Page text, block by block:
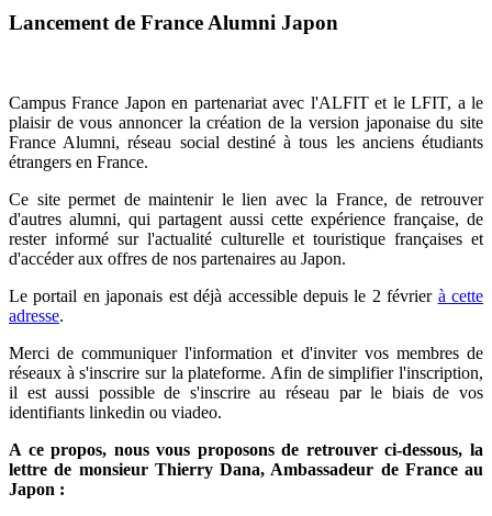
Lancement de France Alumni Japon
Campus France Japon en partenariat avec l'ALFIT et le LFIT, a le
plaisir de vous annoncer la création de la version japonaise du site
France Alumni, réseau social destiné à tous les anciens étudiants
étrangers en France.
Ce site permet de maintenir le lien avec la France, de retrouver
d'autres alumni, qui partagent aussi cette expérience française, de
rester informé sur l'actualité culturelle et touristique françaises et
d'accéder aux offres de nos partenaires au Japon.
Le portail en japonais est déjà accessible depuis le 2 février à cette
adresse.
Merci de communiquer l'information et d'inviter vos membres de
réseaux à s'inscrire sur la plateforme. Afin de simplifier l'inscription,
il est aussi possible de s'inscrire au réseau par le biais de vos
identifiants linkedin ou viadeo.
A ce propos, nous vous proposons de retrouverci-dessous, la
lettre de monsieur Thierry Dana, Ambassadeur de France au
Japon :